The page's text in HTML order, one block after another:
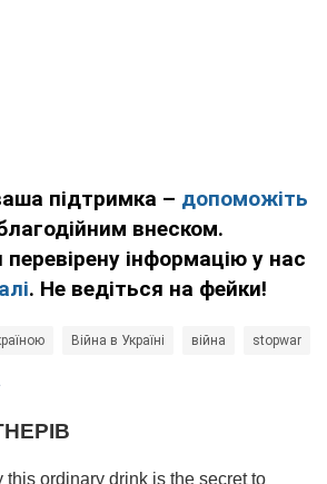
підтримка – допоможіть
внеском.
перевірену інформацію у нас
. Не ведіться на фейки!
Війна в Україні війна stopwar